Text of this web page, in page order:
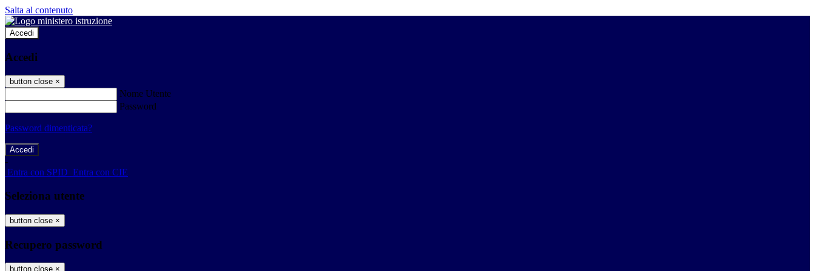
Salta al contenuto
Accedi
Accedi
button close ×
Nome Utente
Password
Password dimenticata?
-
Entra con SPID Entra con CIE
Seleziona utente
button close ×
Recupero password
button close ×